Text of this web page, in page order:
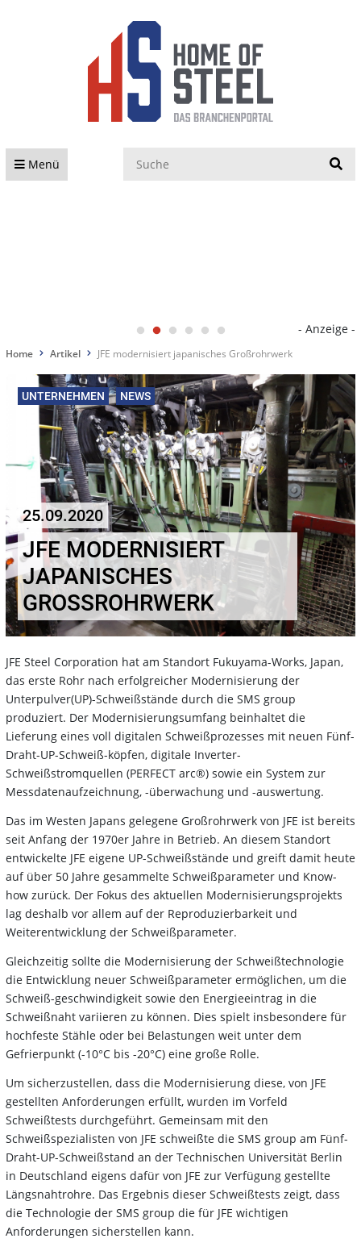
Menü
- Anzeige -
Home Artikel JFE modernisiert japanisches Großrohrwerk
UNTERNEHMEN NEWS
25.09.2020
JFE MODERNISIERT
JAPANISCHES
GROSSROHRWERK
JFE Steel Corporation hat am Standort Fukuyama-Works, Japan,
das erste Rohr nach erfolgreicher Modernisierung der
Unterpulver(UP)-Schweißstände durch die SMS group
produziert. Der Modernisierungsumfang beinhaltet die
Lieferung eines voll digitalen Schweißprozesses mit neuen Fünf-
Draht-UP-Schweiß-köpfen, digitale Inverter-
Schweißstromquellen (PERFECT arc®) sowie ein System zur
Messdatenaufzeichnung, -überwachung und -auswertung.
Das im Westen Japans gelegene Großrohrwerk von JFE ist bereits
seit Anfang der 1970er Jahre in Betrieb. An diesem Standort
entwickelte JFE eigene UP-Schweißstände und greift damit heute
auf über 50 Jahre gesammelte Schweißparameter und Know-
how zurück. Der Fokus des aktuellen Modernisierungsprojekts
lag deshalb vor allem auf der Reproduzierbarkeit und
Weiterentwicklung der Schweißparameter.
Gleichzeitig sollte die Modernisierung der Schweißtechnologie
die Entwicklung neuer Schweißparameter ermöglichen, um die
Schweiß-geschwindigkeit sowie den Energieeintrag in die
Schweißnaht variieren zu können. Dies spielt insbesondere für
hochfeste Stähle oder bei Belastungen weit unter dem
Gefrierpunkt (-10°C bis -20°C) eine große Rolle.
Um sicherzustellen, dass die Modernisierung diese, von JFE
gestellten Anforderungen erfüllt, wurden im Vorfeld
Schweißtests durchgeführt. Gemeinsam mit den
Schweißspezialisten von JFE schweißte die SMS group am Fünf-
Draht-UP-Schweißstand an der Technischen Universität Berlin
in Deutschland eigens dafür von JFE zur Verfügung gestellte
Längsnahtrohre. Das Ergebnis dieser Schweißtests zeigt, dass
die Technologie der SMS group die für JFE wichtigen
Anforderungen sicherstellen kann.